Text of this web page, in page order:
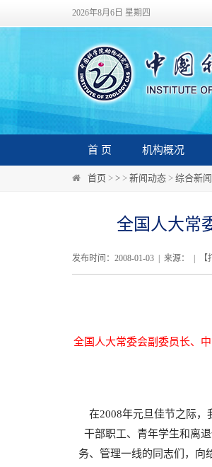
2026年8月6日 星期四
首 页 机构概况
首页 > > > 新闻动态 > 综合新闻
全国人大常
发布时间：2008-01-03 | 来源： | 【
全国人大常委会副委员长、
在2008年元旦佳节之际，
干部职工、青年学生和离
务、管理一线的同志们，向